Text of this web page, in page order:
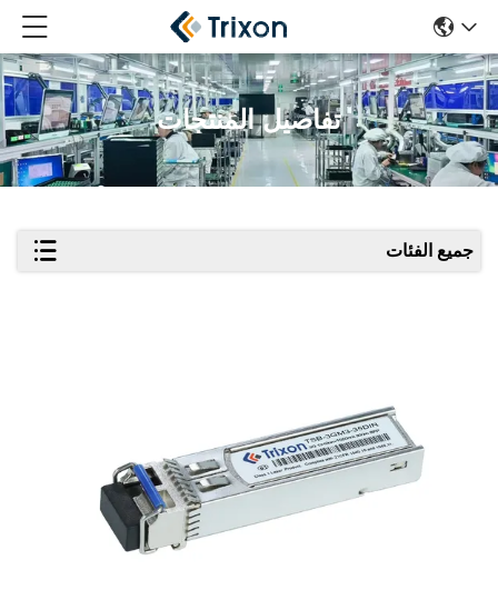
تفاصيل المنتجات
جميع الفئات